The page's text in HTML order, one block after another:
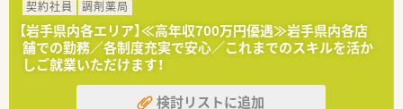
です。
●また、人数が揃い現場が整ったら訪問診療も実施している病院
なので、在宅医療にも関われる可能性があります。
・・＊ ここが魅力ポイント ＊・・
1.【2021年に「いわて女性活躍認定企業」という認定をいただき
契約社員
調剤薬局
【岩手県内各エリア】≪高年収700万円優遇≫岩手県内各店
舗での勤務／各制度充実で安心／これまでのスキルを活か
しご就業いただけます！
検討リストに追加